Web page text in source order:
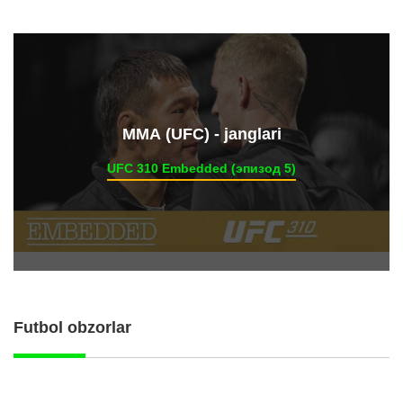
ММА (UFC) - janglari
UFC 310 Embedded (эпизод 5)
Futbol obzorlar